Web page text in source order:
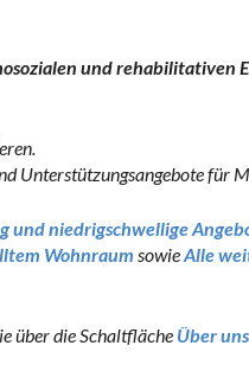
und rehabilitativen
Unterstützungsangebote für
und niedrigschwellige
Wohnraum sowieAlle
über die Schaltfläche Über uns